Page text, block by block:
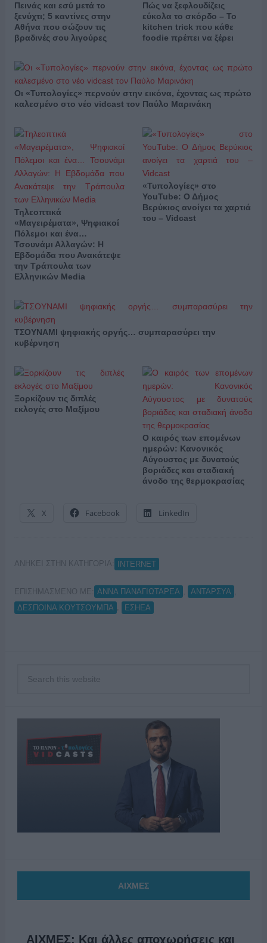
Πεινάς και εσύ μετά το
ξενύχτι; 5 καντίνες στην
Αθήνα που σώζουν τις
βραδινές σου λιγούρες
Πώς να ξεφλουδίζεις
εύκολα το σκόρδο – Το
kitchen trick που κάθε
foodie πρέπει να ξέρει
Οι «Τυπολογίες» περνούν στην εικόνα, έχοντας ως πρώτο
καλεσμένο στο νέο vidcast τον Παύλο Μαρινάκη
Τηλεοπτικά
«Μαγειρέματα», Ψηφιακοί
Πόλεμοι και ένα…
Τσουνάμι Αλλαγών: Η
Εβδομάδα που Ανακάτεψε
την Τράπουλα των
Ελληνικών Media
«Τυπολογίες» στο
YouTube: Ο Δήμος
Βερύκιος ανοίγει τα χαρτιά
του – Vidcast
ΤΣΟΥΝΑΜΙ ψηφιακής οργής… συμπαρασύρει την
κυβέρνηση
Ξορκίζουν τις διπλές
εκλογές στο Μαξίμου
Ο καιρός των επομένων
ημερών: Κανονικός
Αύγουστος με δυνατούς
βοριάδες και σταδιακή
άνοδο της θερμοκρασίας
X Facebook LinkedIn
ΑΝΗΚΕΙ ΣΤΗΝ ΚΑΤΗΓΟΡΙΑ: INTERNET
ΕΠΙΣΗΜΑΣΜΕΝΟ ΜΕ: ΑΝΝΑ ΠΑΝΑΓΙΩΤΑΡΕΑ ΑΝΤΑΡΣΥΑ
ΔΕΣΠΟΙΝΑ ΚΟΥΤΣΟΥΜΠΑ
ΕΣΗΕΑ
ΑΙΧΜΕΣ
ΑΙΧΜΕΣ: Και άλλες αποχωρήσεις και